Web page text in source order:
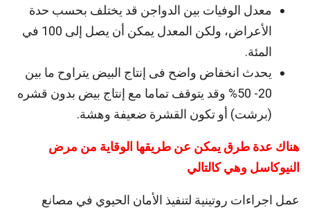
معدل الوفيات بين الدواجن قد يختلف بحسب حدة
الأعراض، ولكن المعدل يمكن أن يصل إلى 100 في
المئة.
يحدث انخفاض واضح فى إنتاج البيض يتراوح ما بين
20- 50% وقد يتوقف تماما مع إنتاج بيض بدون قشره
(برشت) أو تكون القشرة ضعيفة وهشة.
هناك عدة طرق يمكن عن طريقها الوقاية من مرض
النيوكاسل وهي كالتالي
عمل اجراءات روتينية لتنفيذ الأمان الحيوي في مصانع